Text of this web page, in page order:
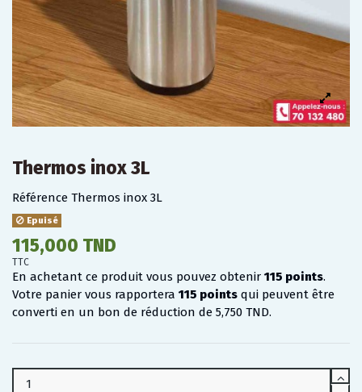
Thermos inox 3L
Référence Thermos inox 3L
Epuisé
115,000 TND
TTC
En achetant ce produit vous pouvez obtenir 115 points.
Votre panier vous rapportera 115 points qui peuvent être
converti en un bon de réduction de 5,750 TND.